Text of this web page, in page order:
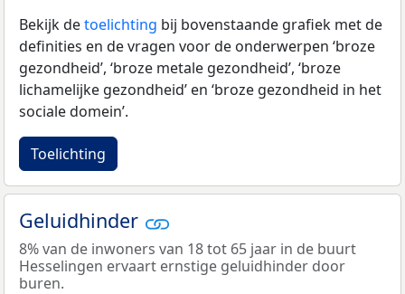
Bekijk detoelichting bij bovenstaande grafiek met de
definities en de vragen voor de onderwerpen ‘broze
gezondheid’, ‘broze metale gezondheid’, ‘broze
lichamelijke gezondheid’ en ‘broze gezondheid in het
sociale domein’.
Toelichting
Geluidhinder
8% van de inwoners van 18 tot 65 jaar in de buurt
Hesselingen ervaart ernstige geluidhinder door
buren.